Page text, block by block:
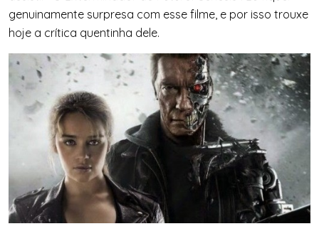
genuinamente surpresa com esse filme, e por isso trouxe
hoje a crítica quentinha dele.